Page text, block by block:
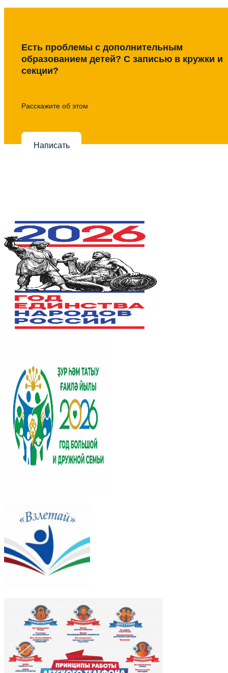
Есть проблемы с дополнительным
образованием детей? С записью в кружки и
секции?
Расскажите об этом
Написать